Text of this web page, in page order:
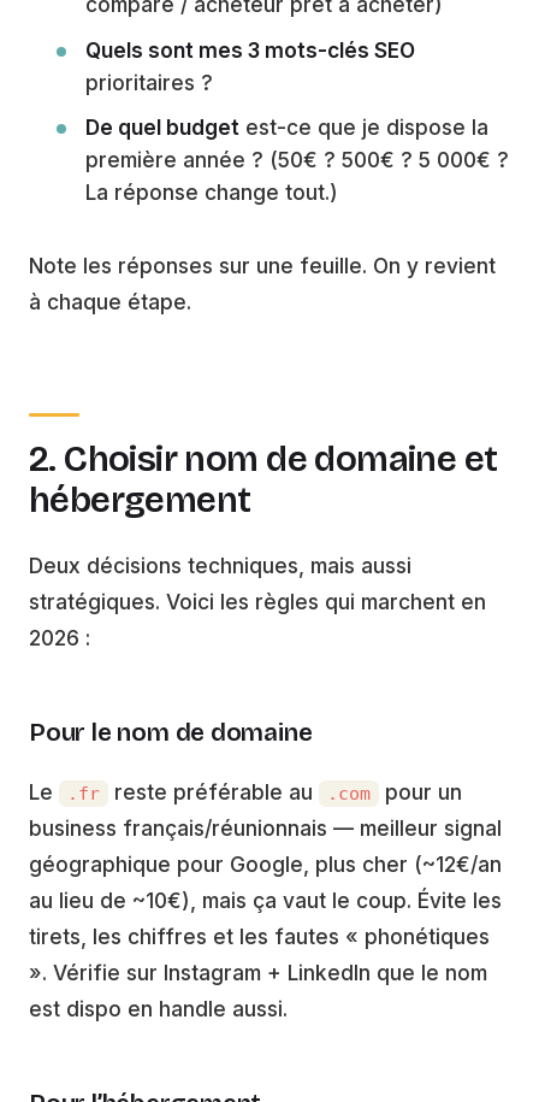
Quels sont mes 3 mots-clés SEO
prioritaires ?
De quel budget est-ce que je dispose la
première année ? (50€ ? 500€ ? 5 000€ ?
La réponse change tout.)
Note les réponses sur une feuille. On y revient
à chaque étape.
2. Choisir nom de domaine et
hébergement
Deux décisions techniques, mais aussi
stratégiques. Voici les règles qui marchent en
2026 :
Pour le nom de domaine
Le .fr reste préférable au .com
pour un
business français/réunionnais — meilleur signal
géographique pour Google, plus cher (~12€/an
au lieu de ~10€), mais ça vaut le coup. Évite les
tirets, les chiffres et les fautes « phonétiques
». Vérifie sur Instagram + LinkedIn que le nom
est dispo en handle aussi.